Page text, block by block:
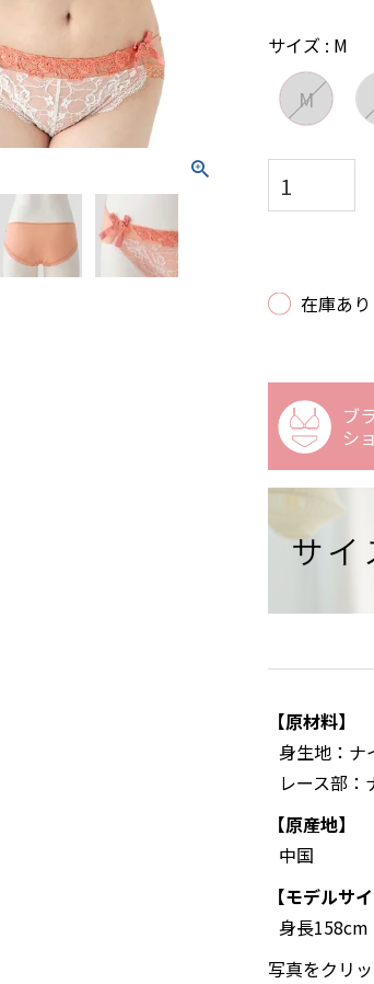
サイズ M
M
在庫あり
ブ
シ
【原材料】
身生地：ナ
レース部
【原産地】
中国
【モデルサイ
身長158cm
写真をクリ